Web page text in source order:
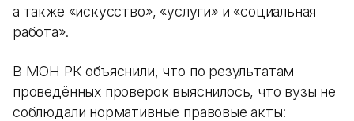
а также «искусство», «услуги» и «социальная
работа».
В МОН РК объяснили, что по результатам
проведённых проверок выяснилось, что вузы не
соблюдали нормативные правовые акты: